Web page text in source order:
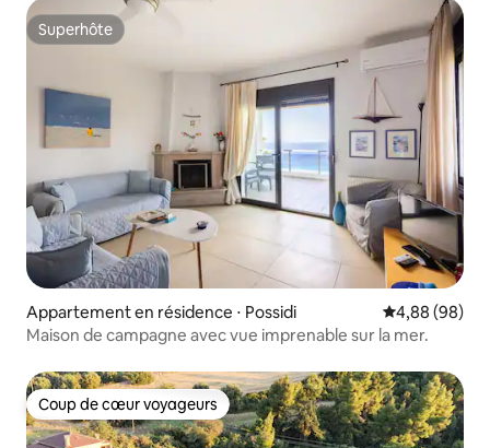
Superhôte
Superhôte
Appartement en résidence ⋅ Possidi Évaluation
4,88 (98)
Maison de campagne avec vue imprenable sur la mer.
Coup de cœur voyageurs
Coup de cœur voyageurs